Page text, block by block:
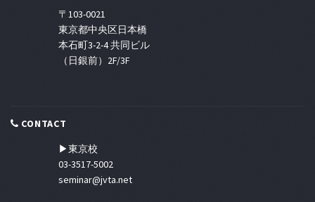
〒103-0021
東京都中央区日本橋
本石町3-2-4 共同ビル
（日銀前）2F/3F
CONTACT
▶東京校
03-3517-5002
seminar@jvta.net